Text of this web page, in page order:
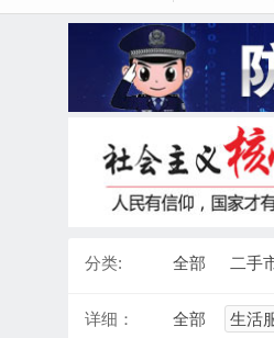
分类: 全部 二手
详细： 全部 生活